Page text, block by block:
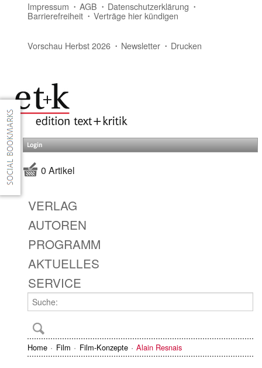
Impressum AGB Datenschutzerklärung
Barrierefreiheit Verträge hier kündigen
Vorschau Herbst 2026 Newsletter Drucken
Login
0 Artikel
VERLAG
AUTOREN
PROGRAMM
AKTUELLES
SERVICE
Home Film Film-Konzepte Alain Resnais